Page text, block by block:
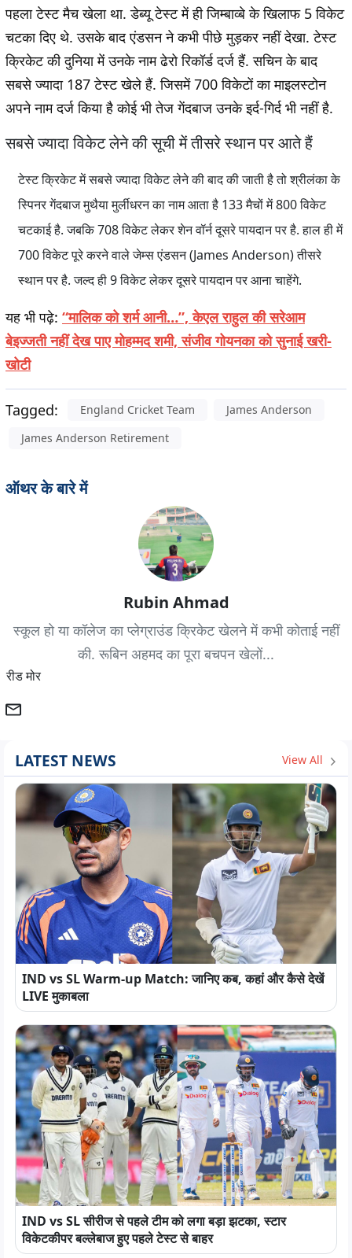
पहला टेस्ट मैच खेला था. डेब्यू टेस्ट में ही जिम्बाव्बे के खिलाफ 5 विकेट
चटका दिए थे. उसके बाद एंडसन ने कभी पीछे मुड़कर नहीं देखा. टेस्ट
क्रिकेट की दुनिया में उनके नाम ढेरो रिकॉर्ड दर्ज हैं. सचिन के बाद
सबसे ज्यादा 187 टेस्ट खेले हैं. जिसमें 700 विकेटों का माइलस्टोन
अपने नाम दर्ज किया है कोई भी तेज गेंदबाज उनके इर्द-गिर्द भी नहीं है.
सबसे ज्यादा विकेट लेने की सूची में तीसरे स्थान पर आते हैं
टेस्ट क्रिकेट में सबसे ज्यादा विकेट लेने की बाद की जाती है तो श्रीलंका के
स्पिनर गेंदबाज मुथैया मुर्लीधरन का नाम आता है 133 मैचों में 800 विकेट
चटकाई है. जबकि 708 विकेट लेकर शेन वॉर्न दूसरे पायदान पर है. हाल ही में
700 विकेट पूरे करने वाले जेम्स एंडसन (James Anderson) तीसरे
स्थान पर है. जल्द ही 9 विकेट लेकर दूसरे पायदान पर आना चाहेंगे.
यह भी पढ़े: “मालिक को शर्म आनी…”, केएल राहुल की सरेआम
बेइज्जती नहीं देख पाए मोहम्मद शमी, संजीव गोयनका को सुनाई खरी-
खोटी
Tagged: England Cricket Team
James Anderson
James Anderson Retirement
ऑथर के बारे में
Rubin Ahmad
स्कूल हो या कॉलेज का प्लेग्राउंड क्रिकेट खेलने में कभी कोताई नहीं
की. रूबिन अहमद का पूरा बचपन खेलों...
रीड मोर
LATEST NEWS View All
IND vs SL Warm-up Match: जानिए कब, कहां और कैसे देखें
LIVE मुकाबला
IND vs SL सीरीज से पहले टीम को लगा बड़ा झटका, स्टार
विकेटकीपर बल्लेबाज हुए पहले टेस्ट से बाहर